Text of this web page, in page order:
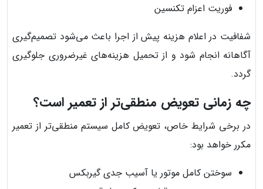
فوریت اعزام تکنسین
شفافیت در اعلام هزینه پیش از اجرا باعث می‌شود تصمیم‌گیری
آگاهانه انجام شود و از تحمیل هزینه‌های غیرضروری جلوگیری
گردد.
چه زمانی تعویض منطقی‌تر از تعمیر است؟
در برخی شرایط خاص، تعویض کامل سیستم منطقی‌تر از تعمیر
مکرر خواهد بود:
سوختن کامل موتور یا آسیب جدی گیربکس